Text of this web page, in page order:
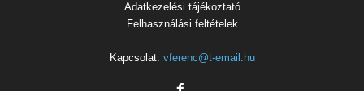
Adatkezelési tájékoztató
Felhasználási feltételek
Kapcsolat: vferenc@t-email.hu